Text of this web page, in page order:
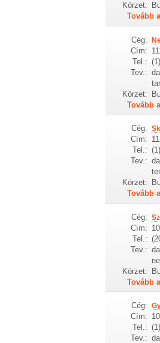
Körzet:
Tovább
Cég:
Cím:
Tel.:
Tev.:
Körzet:
Tovább
Cég:
Cím:
Tel.:
Tev.:
Körzet:
Tovább
Cég:
Cím:
Tel.:
Tev.:
Körzet:
Tovább
Cég:
Cím:
Tel.:
Tev.: